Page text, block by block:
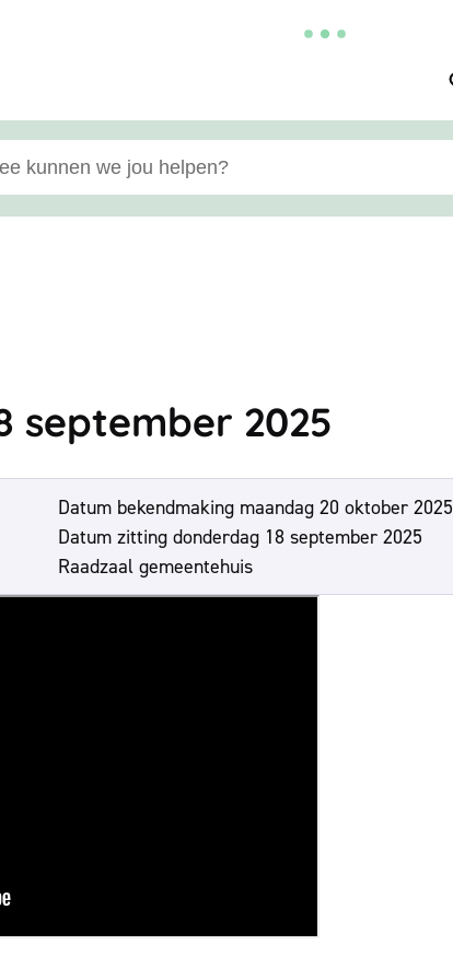
we jou helpen?
september 2025
Datum bekendmaking maandag 20 oktober 2025
Datum zitting donderdag 18 september 2025
Raadzaal gemeentehuis